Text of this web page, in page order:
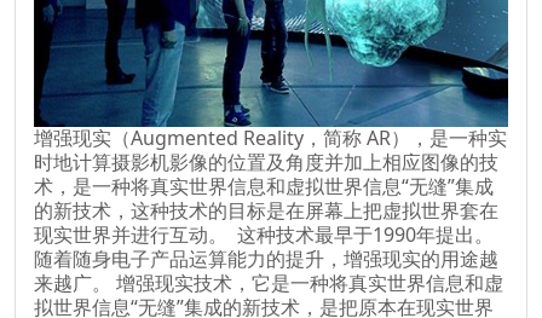
增强现实（Augmented Reality，简称 AR），是一种实
时地计算摄影机影像的位置及角度并加上相应图像的技
术，是一种将真实世界信息和虚拟世界信息“无缝”集成
的新技术，这种技术的目标是在屏幕上把虚拟世界套在
现实世界并进行互动。 这种技术最早于1990年提出。
随着随身电子产品运算能力的提升，增强现实的用途越
来越广。 增强现实技术，它是一种将真实世界信息和虚
拟世界信息“无缝”集成的新技术，是把原本在现实世界